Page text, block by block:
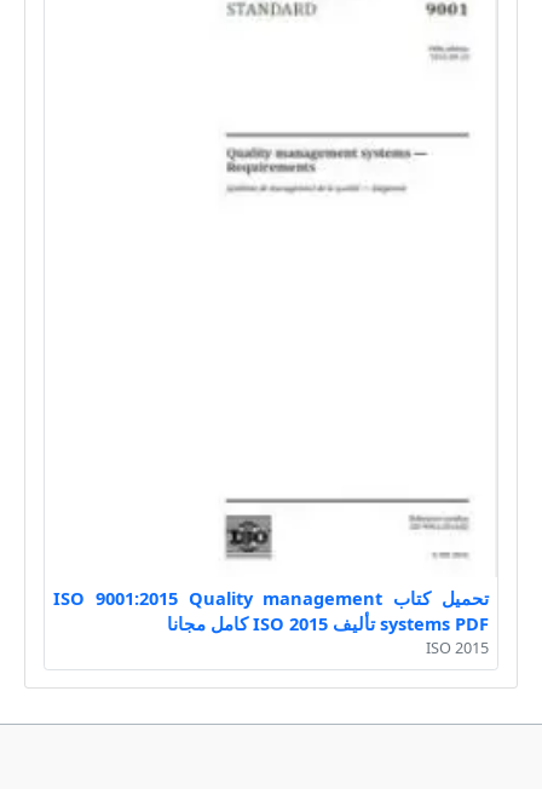
تحميل كتاب ISO 9001:2015 Quality management
systems PDF تأليف ISO 2015 كامل مجانا
ISO 2015